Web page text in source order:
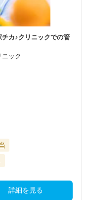
カ♪クリニックでの管
ック
詳細を見る